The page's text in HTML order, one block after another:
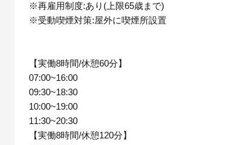
※再雇用制度:あり(上限65歳まで)
※受動喫煙対策:屋外に喫煙所設置
【実働8時間/休憩60分】
07:00~16:00
09:30~18:30
10:00~19:00
11:30~20:30
【実働8時間/休憩120分】